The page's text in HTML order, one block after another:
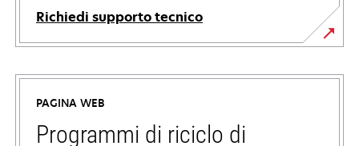
Richiedi supporto tecnico
si
apre
una
nuova
PAGINA WEB
Programmi di riciclo di